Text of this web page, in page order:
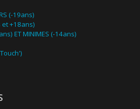
(-19ans)
et +18ans)
ET MINIMES (-14ans)